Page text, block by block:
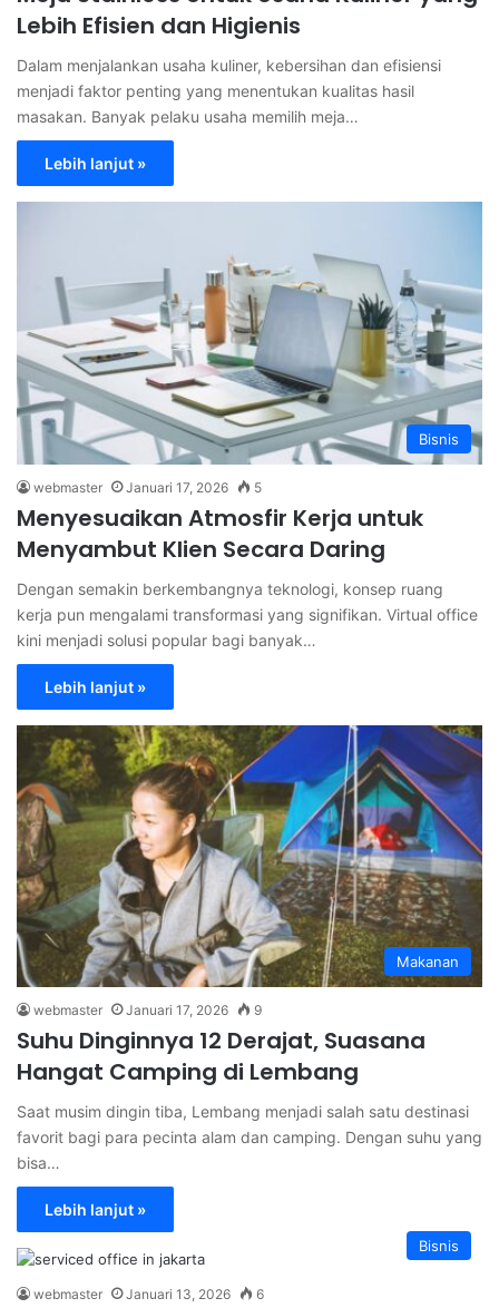
Lebih Efisien dan Higienis
Dalam menjalankan usaha kuliner, kebersihan dan efisiensi
menjadi faktor penting yang menentukan kualitas hasil
masakan. Banyak pelaku usaha memilih meja…
Lebih lanjut »
Bisnis
webmaster Januari 17, 2026 5
Menyesuaikan Atmosfir Kerja untuk
Menyambut Klien Secara Daring
Dengan semakin berkembangnya teknologi, konsep ruang
kerja pun mengalami transformasi yang signifikan. Virtual office
kini menjadi solusi popular bagi banyak…
Lebih lanjut »
Makanan
webmaster Januari 17, 2026 9
Suhu Dinginnya 12 Derajat, Suasana
Hangat Camping di Lembang
Saat musim dingin tiba, Lembang menjadi salah satu destinasi
favorit bagi para pecinta alam dan camping. Dengan suhu yang
bisa…
Lebih lanjut »
Bisnis
webmaster Januari 13, 2026 6